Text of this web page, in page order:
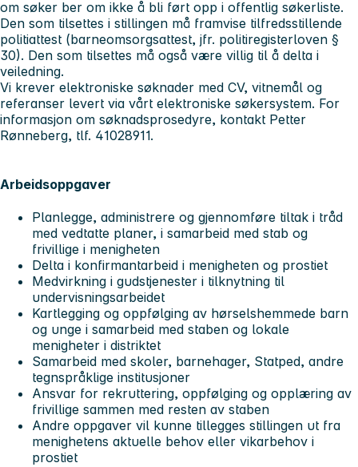
om søker ber om ikke å bli ført opp i offentlig søkerliste.
Den som tilsettes i stillingen må framvise tilfredsstillende
politiattest (barneomsorgsattest, jfr. politiregisterloven §
30). Den som tilsettes må også være villig til å delta i
veiledning.
Vi krever elektroniske søknader med CV, vitnemål og
referanser levert via vårt elektroniske søkersystem. For
informasjon om søknadsprosedyre, kontakt Petter
Rønneberg, tlf. 41028911.
Arbeidsoppgaver
Planlegge, administrere og gjennomføre tiltak i tråd
med vedtatte planer, i samarbeid med stab og
frivillige i menigheten
Delta i konfirmantarbeid i menigheten og prostiet
Medvirkning i gudstjenester i tilknytning til
undervisningsarbeidet
Kartlegging og oppfølging av hørselshemmede barn
og unge i samarbeid med staben og lokale
menigheter i distriktet
Samarbeid med skoler, barnehager, Statped, andre
tegnspråklige institusjoner
Ansvar for rekruttering, oppfølging og opplæring av
frivillige sammen med resten av staben
Andre oppgaver vil kunne tillegges stillingen ut fra
menighetens aktuelle behov eller vikarbehov i
prostiet